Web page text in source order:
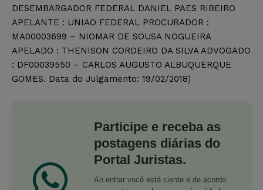
DESEMBARGADOR FEDERAL DANIEL PAES RIBEIRO
APELANTE : UNIAO FEDERAL PROCURADOR :
MA00003699 – NIOMAR DE SOUSA NOGUEIRA
APELADO : THENISON CORDEIRO DA SILVA ADVOGADO
: DF00039550 – CARLOS AUGUSTO ALBUQUERQUE
GOMES. Data do Julgamento: 19/02/2018)
Participe e receba as
postagens diárias do
Portal Juristas.
Ao entrar você está ciente e de acordo